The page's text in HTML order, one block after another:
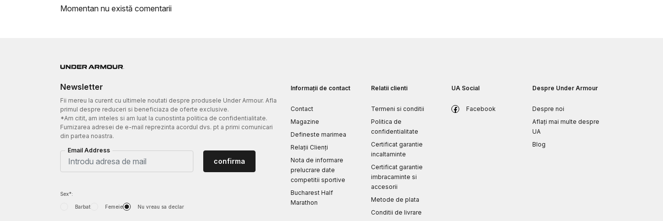
Momentan nu există comentarii
Newsletter
Fii mereu la curent cu ultimele noutati despre produsele Under Armour. Afla
primul despre reduceri si beneficiaza de oferte exclusive.
*Am citit, am inteles si am luat la cunostinta politica de confidentialitate.
Furnizarea adresei de e-mail reprezinta acordul dvs. pt a primi comunicari
din partea noastra.
Email Address
Sex*:
Barbat Femeie Nu vreau sa declar
confirma
Informații de contact
Contact
Magazine
Defineste marimea
Relații Clienți
Nota de informare
prelucrare date
competitii sportive
Bucharest Half
Marathon
Relatii clienti
Termeni si conditii
Politica de
confidentialitate
Certificat garantie
incaltaminte
Certificat garantie
imbracaminte si
accesorii
Metode de plata
Conditii de livrare
UA Social
Facebook
Despre Under Armour
Despre noi
Aflați mai multe despre
UA
Blog